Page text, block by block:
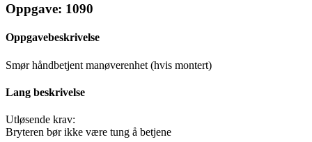
Oppgave: 1090
Oppgavebeskrivelse
Smør håndbetjent manøverenhet (hvis montert)
Lang beskrivelse
Utløsende krav:
Bryteren bør ikke være tung å betjene